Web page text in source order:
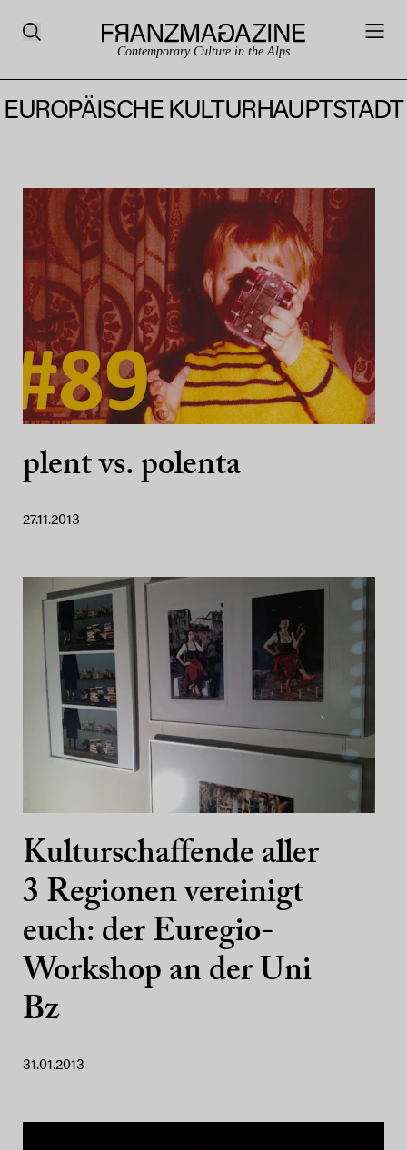
Contemporary Culture in the Alps
EUROPÄISCHE KULTURHAUPTSTADT
plent vs. polenta
27.11.2013
Kulturschaffende aller
3 Regionen vereinigt
euch: der Euregio-
Workshop an der Uni
Bz
31.01.2013